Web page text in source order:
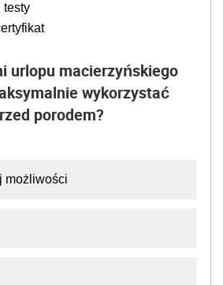
testy
urlopu macierzyńskiego
wykorzystać
porodem?
możliwości